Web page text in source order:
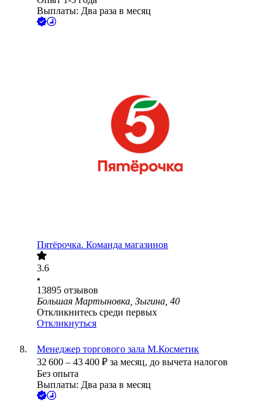
Выплаты: Два раза в месяц
Пятёрочка. Команда магазинов
3.6
•
13895 отзывов
Большая Мартыновка, Зыгина, 40
Откликнитесь среди первых
Откликнуться
Менеджер торгового зала М.Косметик
32 600 – 43 400 ₽ за месяц, до вычета налогов
Без опыта
Выплаты: Два раза в месяц